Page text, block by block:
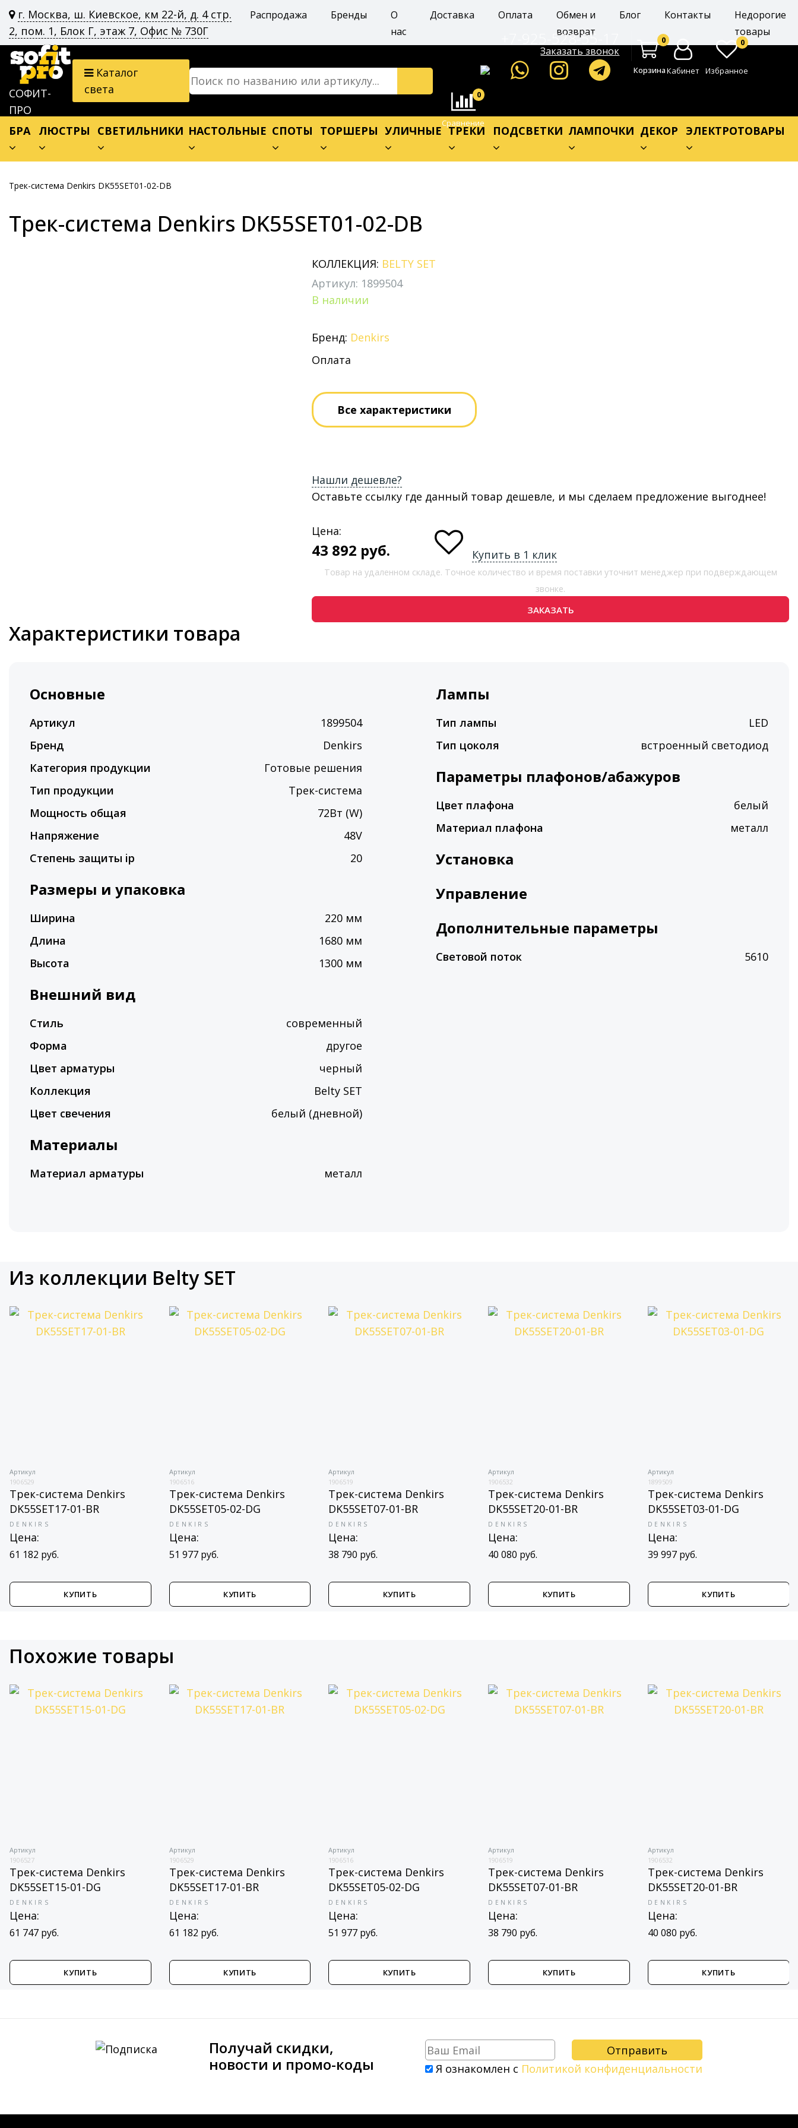
г. Москва, ш. Киевское, км 22-й, д. 4 стр.
2, пом. 1, Блок Г, этаж 7, Офис № 730Г
Распродажа Бренды
О
нас
Доставка Оплата
Обмен и
возврат
Блог Контакты
Недорогие
товары
СОФИТ-
ПРО
Каталог
света
+7-925-528-55-17
Заказать звонок
0
КорзинаКабинет
0
Избранное
0
Сравнение
БРА ЛЮСТРЫ СВЕТИЛЬНИКИ НАСТОЛЬНЫЕ СПОТЫ ТОРШЕРЫ УЛИЧНЫЕ ТРЕКИ ПОДСВЕТКИ ЛАМПОЧКИ ДЕКОР ЭЛЕКТРОТОВАРЫ
Трек-система Denkirs DK55SET01-02-DB
Трек-система Denkirs DK55SET01-02-DB
КОЛЛЕКЦИЯ: BELTY SET
Артикул: 1899504
В наличии
Бренд: Denkirs
Оплата
Все характеристики
Нашли дешевле?
Оставьте ссылку где данный товар дешевле, и мы сделаем предложение выгоднее!
Цена:
43 892 руб. Купить в 1 клик
Товар на удаленном складе. Точное количество и время поставки уточнит менеджер при подверждающем
звонке.
ЗАКАЗАТЬ
Характеристики товара
Основные
Артикул
1899504
Бренд
Denkirs
Категория продукции
Готовые решения
Тип продукции
Трек-система
Мощность общая
72Вт (W)
Напряжение
48V
Степень защиты ip
20
Размеры и упаковка
Ширина
220 мм
Длина
1680 мм
Высота
1300 мм
Внешний вид
Стиль
современный
Форма
другое
Цвет арматуры
черный
Коллекция
Belty SET
Цвет свечения
белый (дневной)
Материалы
Материал арматуры металл
Лампы
Тип лампы
LED
Тип цоколя
встроенный светодиод
Параметры плафонов/абажуров
Цвет плафона
белый
Материал плафона
металл
Установка
Управление
Дополнительные параметры
Световой поток 5610
Из коллекции Belty SET
Артикул
1906529
Трек-система Denkirs
DK55SET17-01-BR
DENKIRS
Цена:
61 182 руб.
КУПИТЬ
Артикул
1906516
Трек-система Denkirs
DK55SET05-02-DG
DENKIRS
Цена:
51 977 руб.
КУПИТЬ
Артикул
1906519
Трек-система Denkirs
DK55SET07-01-BR
DENKIRS
Цена:
38 790 руб.
КУПИТЬ
Артикул
1906532
Трек-система Denkirs
DK55SET20-01-BR
DENKIRS
Цена:
40 080 руб.
КУПИТЬ
Артикул
1899509
Трек-система Denkirs
DK55SET03-01-DG
DENKIRS
Цена:
39 997 руб.
КУПИТЬ
Похожие товары
Артикул
1906527
Трек-система Denkirs
DK55SET15-01-DG
DENKIRS
Цена:
61 747 руб.
КУПИТЬ
Артикул
1906529
Трек-система Denkirs
DK55SET17-01-BR
DENKIRS
Цена:
61 182 руб.
КУПИТЬ
Артикул
1906516
Трек-система Denkirs
DK55SET05-02-DG
DENKIRS
Цена:
51 977 руб.
КУПИТЬ
Артикул
1906519
Трек-система Denkirs
DK55SET07-01-BR
DENKIRS
Цена:
38 790 руб.
КУПИТЬ
Артикул
1906532
Трек-система Denkirs
DK55SET20-01-BR
DENKIRS
Цена:
40 080 руб.
КУПИТЬ
Получай скидки,
новости и промо-коды
Я ознакомлен с Политикой конфиденциальности